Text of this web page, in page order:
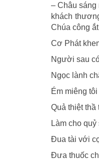
– Châu
khách
Chúa công
Cơ Phát
Người sau
Ngọc lành
Ém miêng
Quả thiệt thầ
Làm cho
Ðua tài với
Ðưa thuốc